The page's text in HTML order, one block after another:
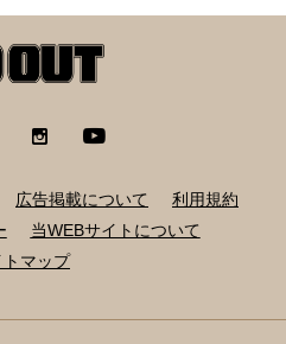
広告掲載について
利用規約
当WEBサイトについて
トマップ